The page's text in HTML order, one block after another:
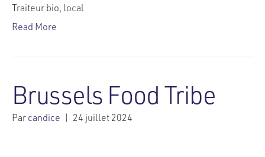
Traiteur bio, local
Read More
Brussels Food Tribe
Parcandice | 24 juillet 2024